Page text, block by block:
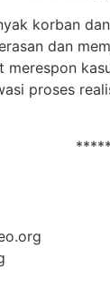
korban
dan
merespon
proses